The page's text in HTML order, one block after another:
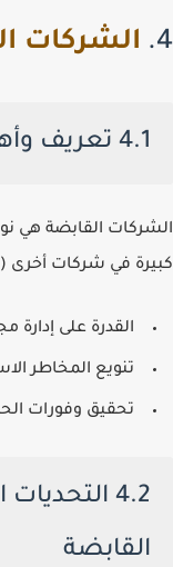
4. الشركات
4.1 تعريف وأهمية الشركات القابضة
الشركات القابضة هي
كبيرة في شركات أخرى
القدرة على
تنويع المخاطر
تحقيق وفورات
4.2
القابضة